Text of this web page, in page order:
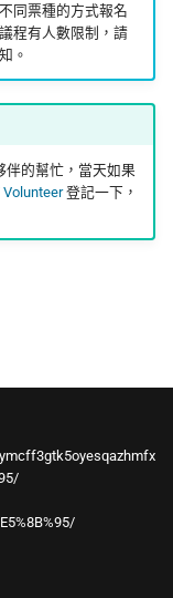
同票種的方式報名
程有人數限制，請
。
伴的幫忙，當天如果
Volunteer登記一下，